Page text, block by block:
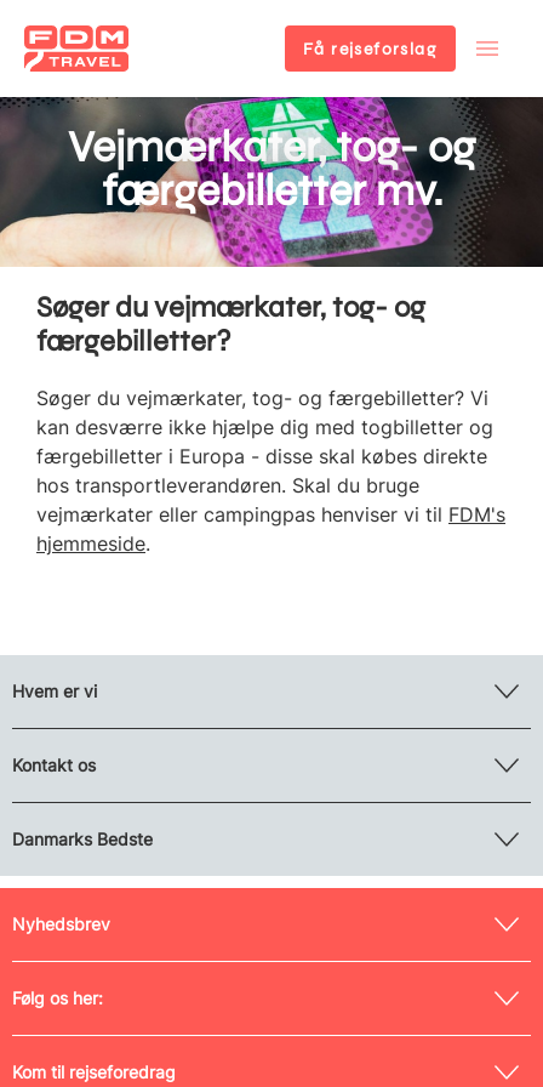
Gå
hovedindhold
Få rejseforslag
Vejmærkater, tog- og
færgebilletter mv.
Søger du vejmærkater, tog- og
færgebilletter?
Søger du vejmærkater, tog- og færgebilletter? Vi
kan desværre ikke hjælpe dig med togbilletter og
færgebilletter i Europa - disse skal købes direkte
hos transportleverandøren. Skal du bruge
vejmærkater eller campingpas henviser vi til FDM's
hjemmeside.
Hvem er vi
Kontakt os
Danmarks Bedste
Nyhedsbrev
Følg os her:
Kom til rejseforedrag